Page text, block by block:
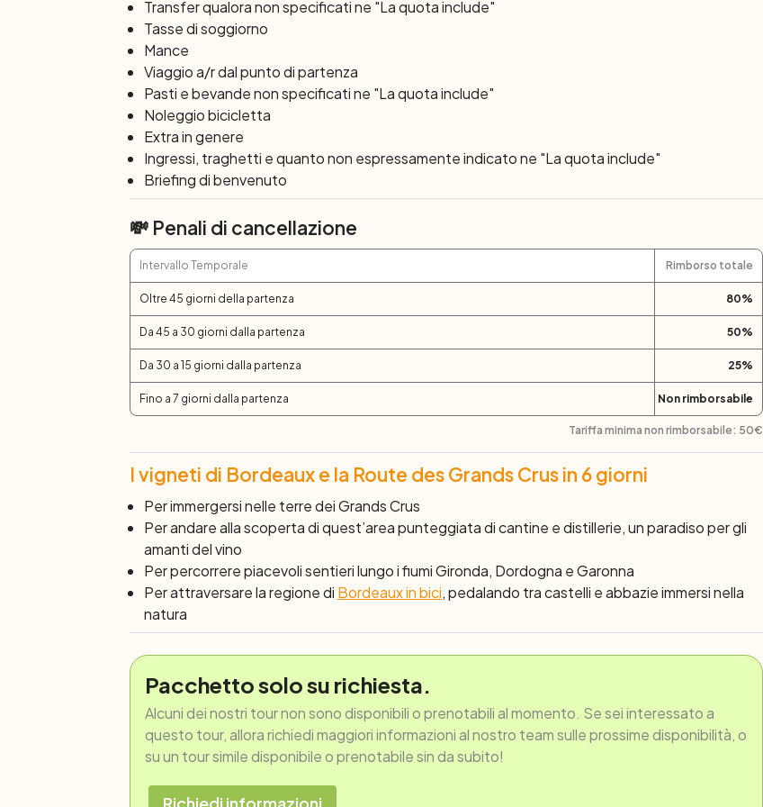
Transfer qualora non specificati ne "La quota include"
Tasse di soggiorno
Mance
Viaggio a/r dal punto di partenza
Pasti e bevande non specificati ne "La quota include"
Noleggio bicicletta
Extra in genere
Ingressi, traghetti e quanto non espressamente indicato ne "La quota include"
Briefing di benvenuto
💸 Penali di cancellazione
Intervallo Temporale Rimborso totale
Oltre 45 giorni della partenza 80%
Da 45 a 30 giorni dalla partenza 50%
Da 30 a 15 giorni dalla partenza 25%
Fino a 7 giorni dalla partenza Non rimborsabile
Tariffa minima non rimborsabile: 50€
I vigneti di Bordeaux e la Route des Grands Crus in 6 giorni
Per immergersi nelle terre dei Grands Crus
Per andare alla scoperta di quest’area punteggiata di cantine e distillerie, un paradiso per gli
amanti del vino
Per percorrere piacevoli sentieri lungo i fiumi Gironda, Dordogna e Garonna
Per attraversare la regione di Bordeaux in bici, pedalando tra castelli e abbazie immersi nella
natura
Pacchetto solo su richiesta.
Alcuni dei nostri tour non sono disponibili o prenotabili al momento. Se sei interessato a
questo tour, allora richiedi maggiori informazioni al nostro team sulle prossime disponibilità, o
su un tour simile disponibile o prenotabile sin da subito!